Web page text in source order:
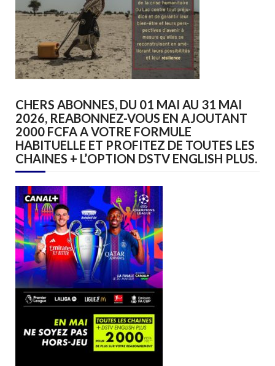
CHERS ABONNES, DU 01 MAI AU 31 MAI
2026, REABONNEZ-VOUS EN AJOUTANT
2000 FCFA A VOTRE FORMULE
HABITUELLE ET PROFITEZ DE TOUTES LES
CHAINES + L’OPTION DSTV ENGLISH PLUS.